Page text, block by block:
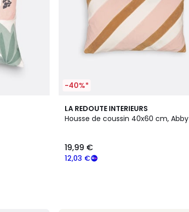
-40%*
LA REDOUTE INTERIEURS
Housse de coussin 40x60 cm, Abby
12,03 €
19,99 €